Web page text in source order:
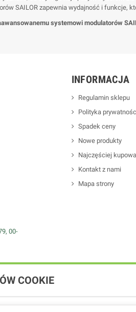
SAILOR zapewnia wydajność i funkcje,
systemowi modulatorów
00-
INFORMACJA
Regulamin sklepu
Polityka
Spadek ceny
Nowe produkty
Najczęściej
Kontakt z nami
Mapa strony
COOKIE